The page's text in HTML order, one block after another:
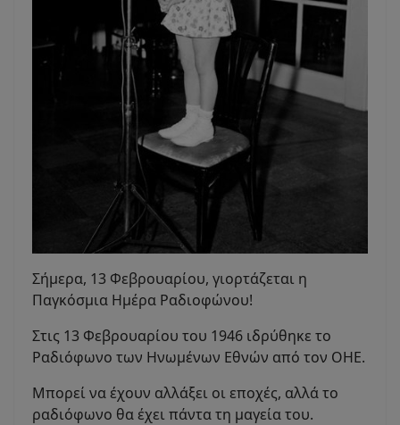
Σήμερα, 13 Φεβρουαρίου, γιορτάζεται η
Παγκόσμια Ημέρα Ραδιοφώνου!
Στις 13 Φεβρουαρίου του 1946 ιδρύθηκε το
Ραδιόφωνο των Ηνωμένων Εθνών από τον ΟΗΕ.
Μπορεί να έχουν αλλάξει οι εποχές, αλλά το
ραδιόφωνο θα έχει πάντα τη μαγεία του.